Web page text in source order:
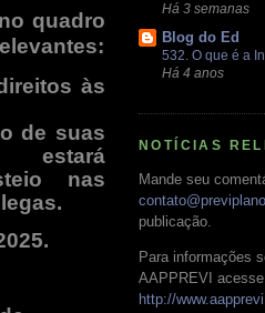
quadro
às
de suas
estará
nas
Há 3 semanas
Blog do Ed
532. O que é a
Há 4 anos
NOTÍCIAS
Mande seu
publicação.
Para informações
AAPPREVI
http://